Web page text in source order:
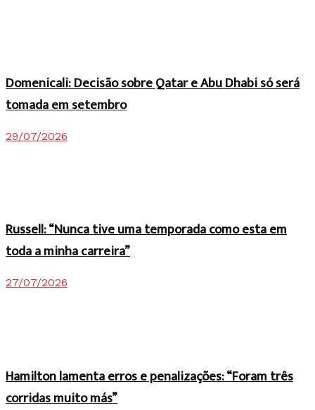
Domenicali: Decisão sobre Qatar e Abu Dhabi só será
tomada em setembro
29/07/2026
Russell: “Nunca tive uma temporada como esta em
toda a minha carreira”
27/07/2026
Hamilton lamenta erros e penalizações: “Foram três
corridas muito más”